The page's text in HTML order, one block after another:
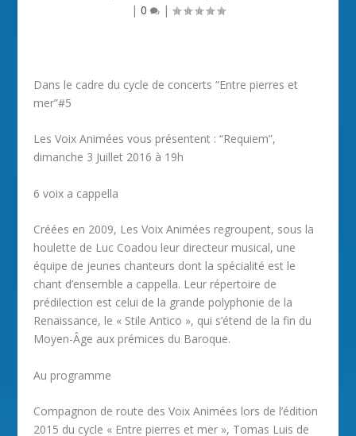
| 0 |
Dans le cadre du cycle de concerts “Entre pierres et
mer”#5
Les Voix Animées vous présentent : “Requiem”,
dimanche 3 Juillet 2016 à 19h
6 voix a cappella
Créées en 2009, Les Voix Animées regroupent, sous la
houlette de Luc Coadou leur directeur musical, une
équipe de jeunes chanteurs dont la spécialité est le
chant d’ensemble a cappella. Leur répertoire de
prédilection est celui de la grande polyphonie de la
Renaissance, le « Stile Antico », qui s’étend de la fin du
Moyen-Âge aux prémices du Baroque.
Au programme
Compagnon de route des Voix Animées lors de l’édition
2015 du cycle « Entre pierres et mer », Tomas Luis de